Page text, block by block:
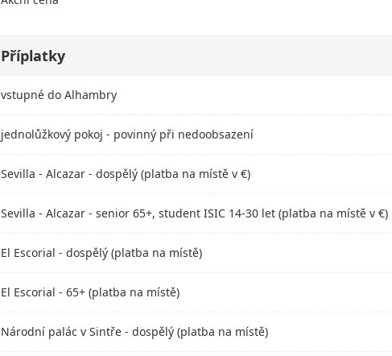
Příplatky
vstupné do Alhambry
jednolůžkový pokoj - povinný při nedoobsazení
Sevilla - Alcazar - dospělý (platba na místě v €)
Sevilla - Alcazar - senior 65+, student ISIC 14-30 let (platba na místě v €)
El Escorial - dospělý (platba na místě)
El Escorial - 65+ (platba na místě)
Národní palác v Sintře - dospělý (platba na místě)